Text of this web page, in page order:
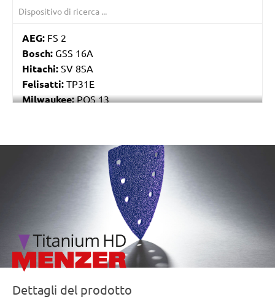
AEG: FS 2
Bosch: GSS 16A
Hitachi: SV 8SA
Felisatti: TP31E
Milwaukee:POS 13
EQ, RS 400 EQ-Plus, RS 400 Q, RS 400 Q-Plus, RS 4-
/marketing/parallax/menzer/parallax_logos/
Dettagli del prodotto